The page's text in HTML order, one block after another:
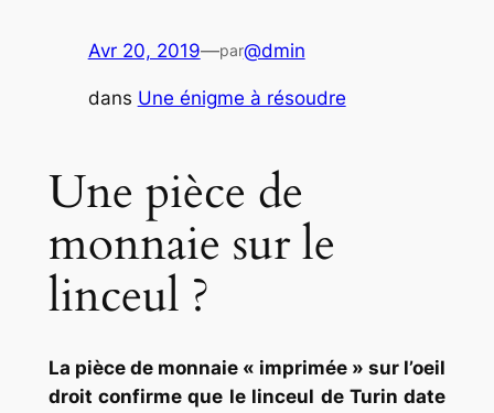
Avr 20, 2019—par@dmin
dans Une énigme à résoudre
Une pièce de
monnaie sur le
linceul ?
La pièce de monnaie « imprimée » sur l’oeil
droit confirme que le linceul de Turin date